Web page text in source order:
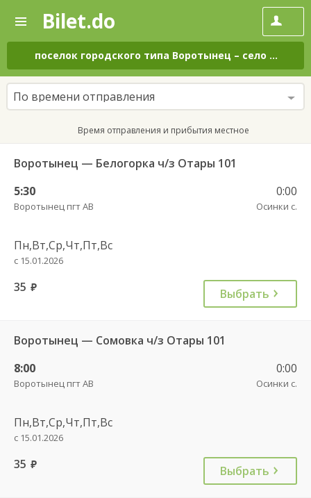
—
Поиск
и
покупка
билетов
на
автобус
онлайн
Bilet.do
поселок городского типа Воротынец – село Осинки
По времени отправления
Время отправления и прибытия местное
Воротынец — Белогорка ч/з Отары 101
5:30
Воротынец пгт АВ
0:00
Осинки с.
Пн,Вт,Ср,Чт,Пт,Вс
с 15.01.2026
35 руб. Выбрать
Воротынец — Сомовка ч/з Отары 101
8:00
Воротынец пгт АВ
0:00
Осинки с.
Пн,Вт,Ср,Чт,Пт,Вс
с 15.01.2026
35 руб. Выбрать